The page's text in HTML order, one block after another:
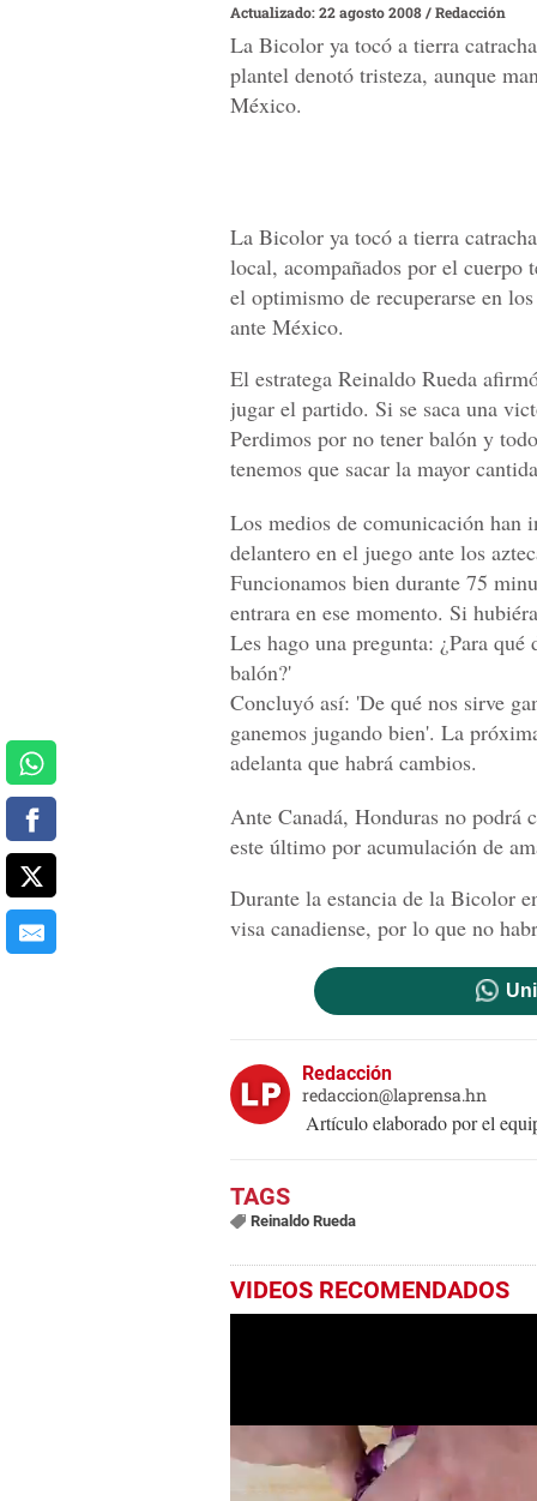
Actualizado: 22 agosto 2008/Redacción
La Bicolor ya tocó a tierra
plantel denotó tristeza, aunque
México.
La Bicolor ya tocó a tierra
local, acompañados por el cuerpo
el optimismo de recuperarse en
ante México.
El estratega Reinaldo Rueda
jugar el partido. Si se saca una
Perdimos por no tener balón y
tenemos que sacar la mayor
Los medios de comunicación han
delantero en el juego ante los
Funcionamos bien durante 75
entrara en ese momento. Si
Les hago una pregunta: ¿Para
balón?'
Concluyó así: 'De qué nos sirve
ganemos jugando bien'. La
adelanta que habrá cambios.
Ante Canadá, Honduras no
este último por acumulación de
Durante la estancia de la Bicolor
visa canadiense, por lo que no
Redacción
redaccion@laprensa.hn
Artículo elaborado por el
Reinaldo Rueda
VIDEOS RECOMENDADOS